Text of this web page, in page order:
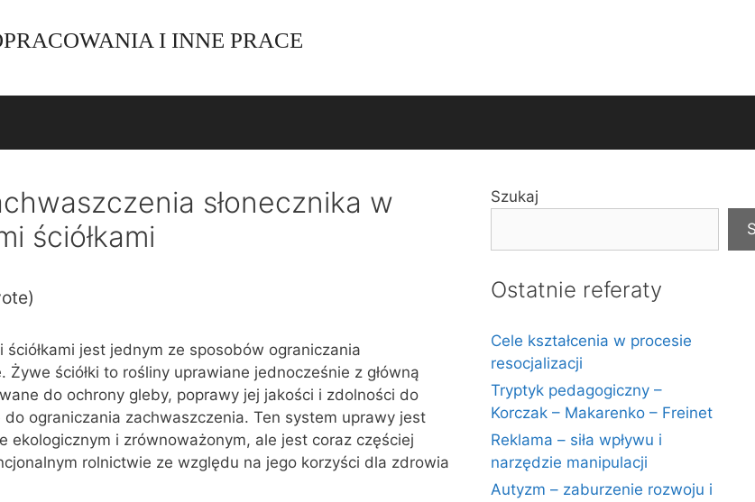
I INNE PRACE
słonecznika w
ściółkami
ściółkami jest jednym ze sposobów ograniczania
ściółki to rośliny uprawiane jednocześnie z główną
do ochrony gleby, poprawy jej jakości i zdolności do
ograniczania zachwaszczenia. Ten system uprawy jest
ekologicznym i zrównoważonym, ale jest coraz częściej
rolnictwie ze względu na jego korzyści dla zdrowia
Szukaj
Ostatnie referaty
Cele kształcenia w procesie
resocjalizacji
Tryptyk pedagogiczny –
Korczak – Makarenko – Freinet
Reklama – siła wpływu i
narzędzie manipulacji
Autyzm – zaburzenie rozwoju i